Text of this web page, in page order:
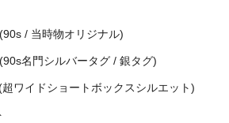
/ 当時物オリジナル)
名門シルバータグ / 銀タグ)
超ワイドショートボックスシルエット)